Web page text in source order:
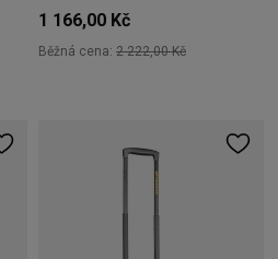
1 166,00 Kč
Běžná cena: 2 222,00 Kč